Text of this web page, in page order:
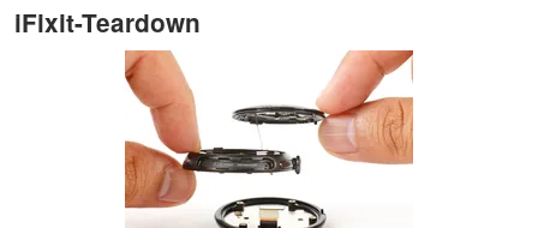
iFixit-Teardown